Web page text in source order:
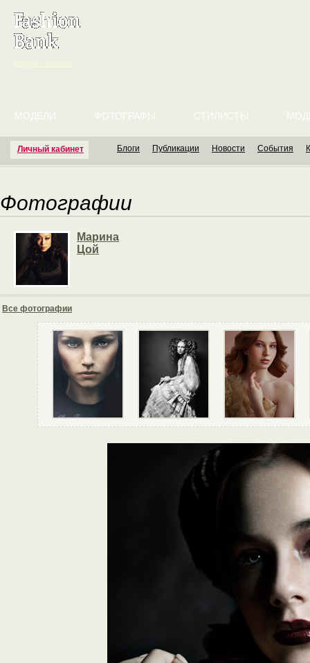
Личный кабинет
МОДЕЛИ ФОТОГРАФЫ СТИЛИСТЫ
Блоги Публикации Новости События
Фотографии
Марина
Цой
Все фотографии